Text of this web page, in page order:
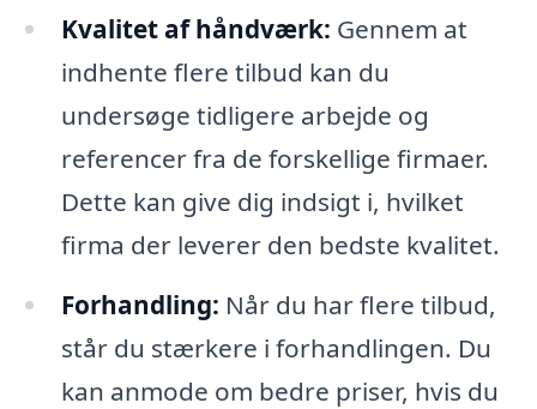
Kvalitet af håndværk: Gennem at
indhente flere tilbud kan du
undersøge tidligere arbejde og
referencer fra de forskellige firmaer.
Dette kan give dig indsigt i, hvilket
firma der leverer den bedste kvalitet.
Forhandling: Når du har flere tilbud,
står du stærkere i forhandlingen. Du
kan anmode om bedre priser, hvis du